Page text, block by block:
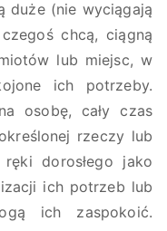
duże (nie wyciągają
chcą, ciągną
lub miejsc, w
ich potrzeby.
osobę, cały czas
rzeczy lub
dorosłego jako
ich potrzeb lub
ich zaspokoić.